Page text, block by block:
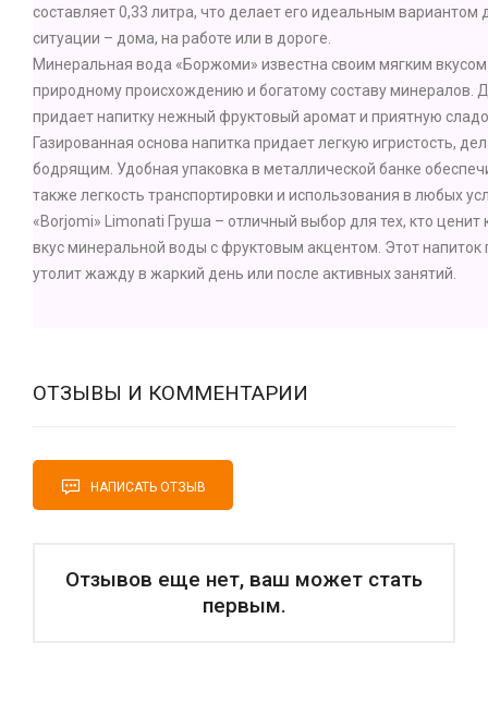
составляет 0,33 литра, что делает его идеальным
ситуации – дома, на работе или в дороге.
Минеральная вода «Боржоми» известна своим мягким
природному происхождению и богатому составу минералов.
придает напитку нежный фруктовый аромат и приятную
Газированная основа напитка придает легкую игристость,
бодрящим. Удобная упаковка в металлической банке
также легкость транспортировки и использования в любых
«Borjomi» Limonati Груша – отличный выбор для тех, кто
вкус минеральной воды с фруктовым акцентом. Этот
утолит жажду в жаркий день или после активных занятий.
ОТЗЫВЫ И КОММЕНТАРИИ
НАПИСАТЬ ОТЗЫВ
Отзывов еще нет, ваш может стать
первым.